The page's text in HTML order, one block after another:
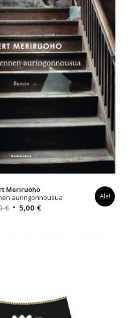
Meriruoho
auringonnousua
€ Alkuperäinen
5,00 €Nykyinen
Ale!